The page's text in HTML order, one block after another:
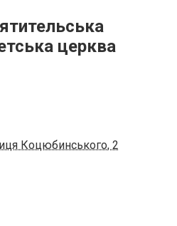
церква
Коцюбинського, 2